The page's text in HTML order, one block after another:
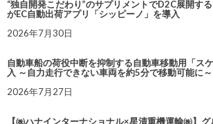
“独自開発こだわり”のサプリメントでD2C展開す
がEC自動出荷アプリ「シッピーノ」を導入
2026年7月30日
自動車船の荷役中断を抑制する自動車移動用「ス
入 ～自力走行できない車両を約5分で移動可能に～
2026年7月27日
【㈱ハナインターナショナル×星清重機運輸㈱】